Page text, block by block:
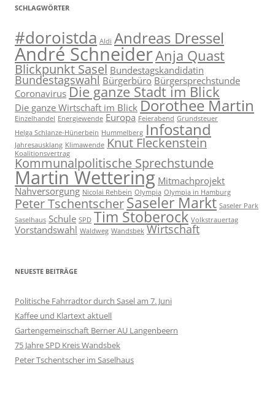
SCHLAGWÖRTER
#doroistda Aldi Andreas Dressel
André SchneiderAnja Quast
Blickpunkt Sasel Bundestagskandidatin
Bundestagswahl Bürgerbüro Bürgersprechstunde
Coronavirus Die ganze Stadt im Blick
Die ganze Wirtschaft im Blick Dorothee Martin
Einzelhandel Energiewende Europa Feierabend Grundsteuer
Helga Schlanze-Hünerbein Hummelberg Infostand
Jahresausklang Klimawende Knut Fleckenstein
Koalitionsvertrag
Kommunalpolitische Sprechstunde
Martin Wettering Mitmachprojekt
Nahversorgung Nicolai Rehbein Olympia Olympia in Hamburg
Peter TschentscherSaseler Markt Saseler Park
Saselhaus Schule SPD Tim Stoberock Volkstrauertag
Vorstandswahl Waldweg Wandsbek Wirtschaft
NEUESTE BEITRÄGE
Politische Fahrradtor durch Sasel am 7. Juni
Kaffee und Klartext aktuell
Gartengemeinschaft Berner AU Langenbeern
75 Jahre SPD Kreis Wandsbek
Peter Tschentscher im Saselhaus